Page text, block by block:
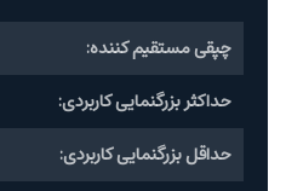
چپقی مستقیم کننده:
حداکثر بزرگنمایی کاربردی:
حداقل بزرگنمایی کاربردی: